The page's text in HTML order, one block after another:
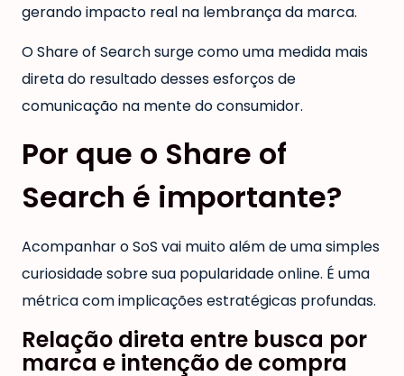
gerando impacto real na lembrança da marca.
O Share of Search surge como uma medida mais
direta do resultado desses esforços de
comunicação na mente do consumidor.
Por que o Share of
Search é importante?
Acompanhar o SoS vai muito além de uma simples
curiosidade sobre sua popularidade online. É uma
métrica com implicações estratégicas profundas.
Relação direta entre busca por
marca e intenção de compra